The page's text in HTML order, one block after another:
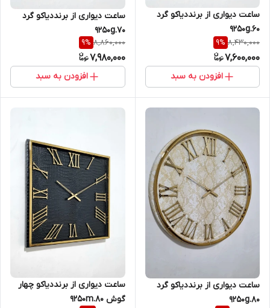
ساعت دیواری از برنددیاکو گرد
9250g.60
8,430,000
9%
7,600,000
افزودن به سبد
ساعت دیواری از برنددیاکو گرد
9250g.70
8,860,000
9%
7,980,000
افزودن به سبد
ساعت دیواری از برنددیاکو گرد
9250g.80
ساعت دیواری از برنددیاکو چهار
گوش 9250m.80